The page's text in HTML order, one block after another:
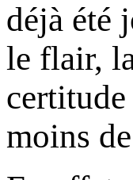
déjà été
le flair,
moins